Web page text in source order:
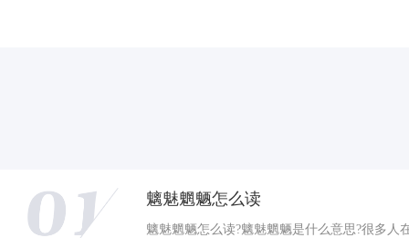
魑魅魍魉怎么读
魑魅魍魉怎么读?魑魅魍魉是什么意思?很多人